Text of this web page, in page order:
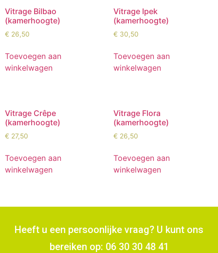
Vitrage Bilbao
(kamerhoogte)
€ 26,50
Toevoegen aan
winkelwagen
Vitrage Ipek
(kamerhoogte)
€ 30,50
Toevoegen aan
winkelwagen
Vitrage Crêpe
(kamerhoogte)
€ 27,50
Toevoegen aan
winkelwagen
Vitrage Flora
(kamerhoogte)
€ 26,50
Toevoegen aan
winkelwagen
Heeft u een persoonlijke vraag? U kunt ons
bereiken op: 06 30 30 48 41